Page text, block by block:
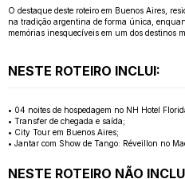
O destaque deste roteiro em Buenos Aires,
na tradição argentina de forma única,
memórias inesquecíveis em um dos destinos
NESTE ROTEIRO INCLUI:
• 04 noites de hospedagem no NH Hotel
• Transfer de chegada e saída;
• City Tour em Buenos Aires;
• Jantar com Show de Tango: Réveillon no
NESTE ROTEIRO NÃO